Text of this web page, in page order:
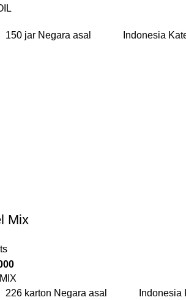
Negara asal Indonesia
Mix
Negara asal